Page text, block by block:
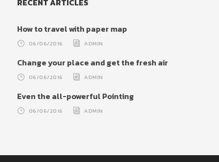
RECENT ARTICLES
How to travel with paper map
06/06/2016 ADMIN
Change your place and get the fresh air
06/06/2016 ADMIN
Even the all-powerful Pointing
06/06/2016 ADMIN